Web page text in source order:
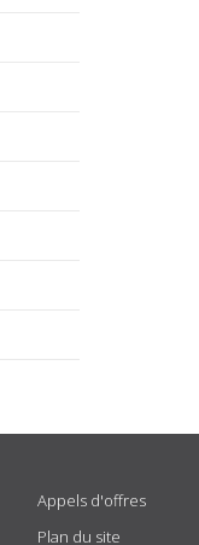
Appels d'offres
Plan du site